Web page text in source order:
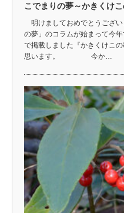
こでまりの夢～かきくけ
明けましておめでとうござい
の夢」のコラムが始まって今
で掲載しました『かきくけこ
思います。 今か…